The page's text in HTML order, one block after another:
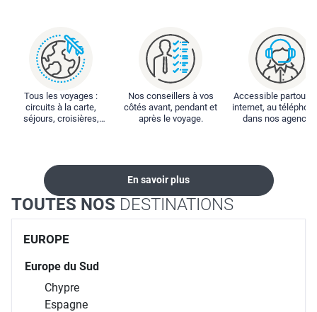
Tous les voyages :
circuits à la carte,
séjours, croisières,
Nos conseillers à vos
côtés avant, pendant et
après le voyage.
Accessible partout :
internet, au
dans nos
En savoir plus
TOUTES NOS DESTINATIONS
EUROPE
Europe du Sud
Chypre
Espagne